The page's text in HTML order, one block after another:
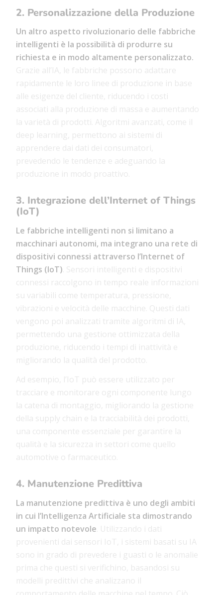
2. Personalizzazione della Produzione
Un altro aspetto rivoluzionario delle fabbriche
intelligenti è la possibilità di produrre su
richiesta e in modo altamente personalizzato.
Grazie all’IA, le fabbriche possono adattare
rapidamente le loro linee di produzione in base
alle esigenze del cliente, riducendo i costi
associati alla produzione di massa e aumentando
la varietà di prodotti. Algoritmi avanzati, come il
deep learning, permettono ai sistemi di
apprendere dai dati dei consumatori,
prevedendo le tendenze e adeguando la
produzione in modo proattivo.
3. Integrazione dell’Internet of Things
(IoT)
Le fabbriche intelligenti non si limitano a
macchinari autonomi, ma integrano una rete di
dispositivi connessi attraverso l’Internet of
Things (IoT) . Sensori intelligenti e dispositivi
connessi raccolgono in tempo reale informazioni
su variabili come temperatura, pressione,
vibrazioni e velocità delle macchine. Questi dati
vengono poi analizzati tramite algoritmi di IA,
permettendo una gestione ottimizzata della
produzione, riducendo i tempi di inattività e
migliorando la qualità del prodotto.
Ad esempio, l’IoT può essere utilizzato per
tracciare e monitorare ogni componente lungo
la catena di montaggio, migliorando la gestione
della supply chain e la tracciabilità dei prodotti,
una componente essenziale per garantire la
qualità e la sicurezza in settori come quello
automotive o farmaceutico.
4. Manutenzione Predittiva
La manutenzione predittiva è uno degli ambiti
in cui l’Intelligenza Artificiale sta dimostrando
un impatto notevole . Utilizzando i dati
provenienti dai sensori IoT, i sistemi basati su IA
sono in grado di prevedere i guasti o le anomalie
prima che questi si verifichino, basandosi su
modelli predittivi che analizzano il